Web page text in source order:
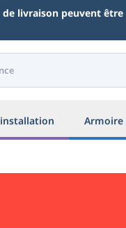
de livraison peuvent